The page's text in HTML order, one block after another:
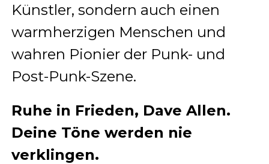
Künstler, sondern auch einen
warmherzigen Menschen und
wahren Pionier der Punk- und
Post-Punk-Szene.
Ruhe in Frieden, Dave Allen.
Deine Töne werden nie
verklingen.